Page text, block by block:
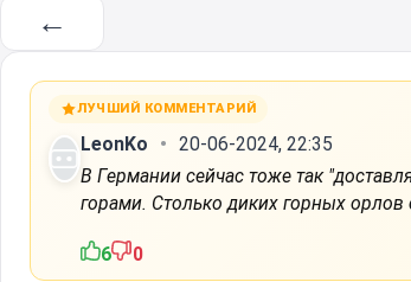
←
ЛУЧШИЙ КОММЕНТАРИЙ
LeonKo
20-06-2024, 22:35
В Германии сейчас тоже так
горами. Столько диких горных
6 0